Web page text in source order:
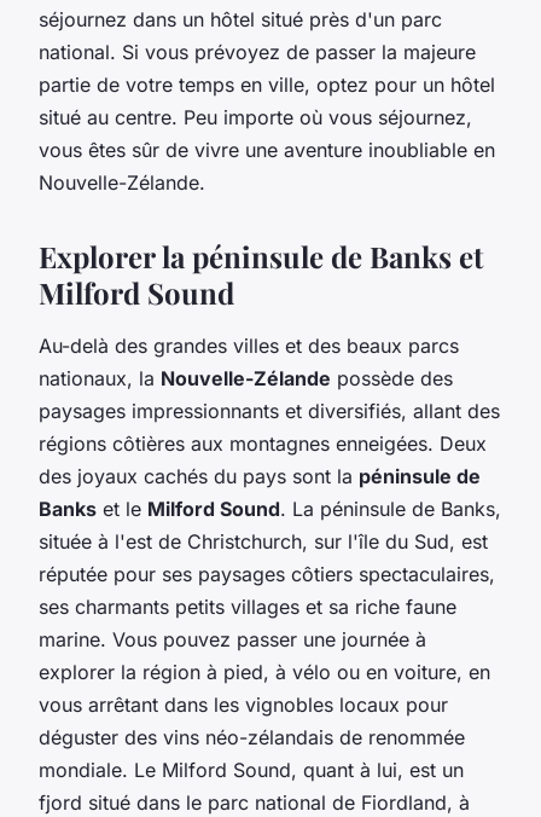
séjournez dans un hôtel situé près d'un parc
national. Si vous prévoyez de passer la majeure
partie de votre temps en ville, optez pour un hôtel
situé au centre. Peu importe où vous séjournez,
vous êtes sûr de vivre une aventure inoubliable en
Nouvelle-Zélande.
Explorer la péninsule de Banks et
Milford Sound
Au-delà des grandes villes et des beaux parcs
nationaux, la Nouvelle-Zélande possède des
paysages impressionnants et diversifiés, allant des
régions côtières aux montagnes enneigées. Deux
des joyaux cachés du pays sont la péninsule de
Banks et le Milford Sound. La péninsule de Banks,
située à l'est de Christchurch, sur l'île du Sud, est
réputée pour ses paysages côtiers spectaculaires,
ses charmants petits villages et sa riche faune
marine. Vous pouvez passer une journée à
explorer la région à pied, à vélo ou en voiture, en
vous arrêtant dans les vignobles locaux pour
déguster des vins néo-zélandais de renommée
mondiale. Le Milford Sound, quant à lui, est un
fjord situé dans le parc national de Fiordland, à